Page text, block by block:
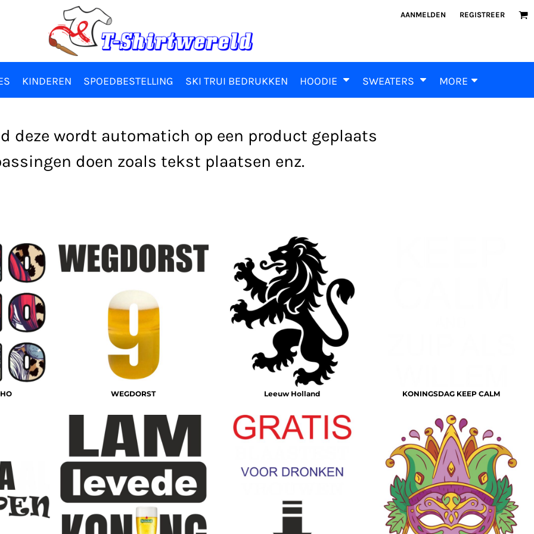
AANMELDEN REGISTREER
KINDEREN SPOEDBESTELLING SKI TRUI BEDRUKKEN HOODIE SWEATERS MORE
deze wordt automatich op een product geplaats
doen zoals tekst plaatsen enz.
WEGDORST Leeuw Holland KONINGSDAG KEEP CALM